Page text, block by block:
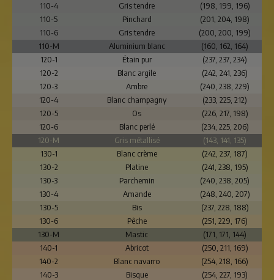
110-4
Gris tendre
(198, 199, 196)
110-5
Pinchard
(201, 204, 198)
110-6
Gris tendre
(200, 200, 199)
110-M
Aluminium blanc
(160, 162, 164)
120-1
Étain pur
(237, 237, 234)
120-2
Blanc argile
(242, 241, 236)
120-3
Ambre
(240, 238, 229)
120-4
Blanc champagny
(233, 225, 212)
120-5
Os
(226, 217, 198)
120-6
Blanc perlé
(234, 225, 206)
120-M
Gris métallisé
(143, 141, 135)
130-1
Blanc crème
(242, 237, 187)
130-2
Platine
(241, 238, 195)
130-3
Parchemin
(240, 238, 205)
130-4
Amande
(248, 240, 207)
130-5
Bis
(237, 228, 188)
130-6
Pêche
(251, 229, 176)
130-M
Mastic
(171, 171, 144)
140-1
Abricot
(250, 211, 169)
140-2
Blanc navarro
(254, 218, 166)
140-3
Bisque
(254, 227, 193)